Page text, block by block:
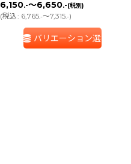
6,150.-～6,650.-(税別)
(税込: 6,765.-～7,315.-)
バリエーション選択